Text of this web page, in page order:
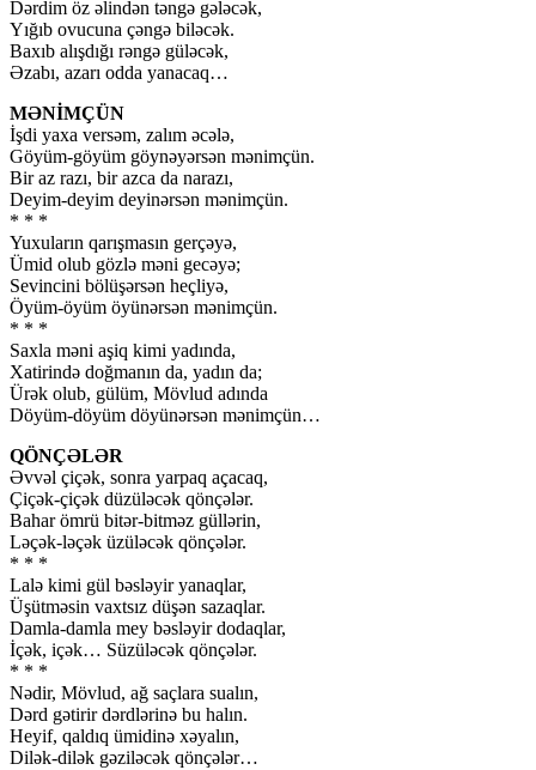
Dərdim öz əlindən təngə gələcək,
Yığıb ovucuna çəngə biləcək.
Baxıb alışdığı rəngə güləcək,
Əzabı, azarı odda yanacaq…
MƏNİMÇÜN
İşdi yaxa versəm, zalım əcələ,
Göyüm-göyüm göynəyərsən mənimçün.
Bir az razı, bir azca da narazı,
Deyim-deyim deyinərsən mənimçün.
* * *
Yuxuların qarışmasın gerçəyə,
Ümid olub gözlə məni gecəyə;
Sevincini bölüşərsən heçliyə,
Öyüm-öyüm öyünərsən mənimçün.
* * *
Saxla məni aşiq kimi yadında,
Xatirində doğmanın da, yadın da;
Ürək olub, gülüm, Mövlud adında
Döyüm-döyüm döyünərsən mənimçün…
QÖNÇƏLƏR
Əvvəl çiçək, sonra yarpaq açacaq,
Çiçək-çiçək düzüləcək qönçələr.
Bahar ömrü bitər-bitməz güllərin,
Ləçək-ləçək üzüləcək qönçələr.
* * *
Lalə kimi gül bəsləyir yanaqlar,
Üşütməsin vaxtsız düşən sazaqlar.
Damla-damla mey bəsləyir dodaqlar,
İçək, içək… Süzüləcək qönçələr.
* * *
Nədir, Mövlud, ağ saçlara sualın,
Dərd gətirir dərdlərinə bu halın.
Heyif, qaldıq ümidinə xəyalın,
Dilək-dilək gəziləcək qönçələr…